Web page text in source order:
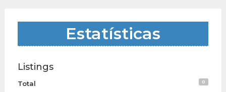
Estatísticas
Listings
Total 0